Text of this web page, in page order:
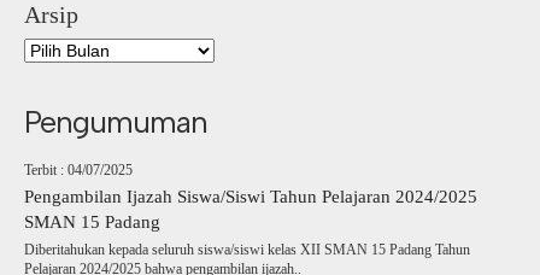
Arsip
Pengumuman
Terbit : 04/07/2025
Pengambilan Ijazah Siswa/Siswi Tahun Pelajaran 2024/2025
SMAN 15 Padang
Diberitahukan kepada seluruh siswa/siswi kelas XII SMAN 15 Padang Tahun
Pelajaran 2024/2025 bahwa pengambilan ijazah..